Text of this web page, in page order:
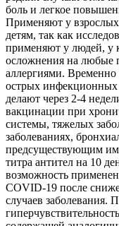
боль и легкое
Применяют у
детям, так как
применяют у людей, у
осложнения на любые
аллергиями. Временно
острых инфекционных
делают через 2-4
вакцинации при
системы, тяжелых
заболеваниях,
предсуществующим
титра антител на 10
возможность
COVID-19 после
случаев заболевания.